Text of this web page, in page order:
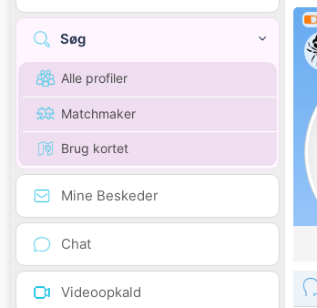
Søg
Alle profiler
Matchmaker
Brug kortet
Mine Beskeder
Chat
Videoopkald